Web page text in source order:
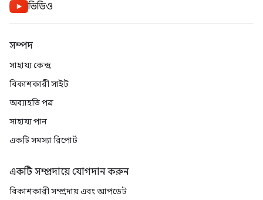
ভিডিও
সম্পদ
সাহায্য কেন্দ্র
বিকাশকারী সাইট
অব্যাহতি পত্র
সাহায্য পান
একটি সমস্যা রিপোর্ট
একটি সম্প্রদায়ে যোগদান করুন
বিকাশকারী সম্প্রদায় এবং আপডেট